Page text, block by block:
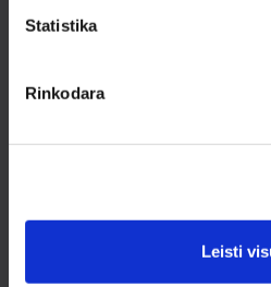
Statistika
Rinkodara
Leisti
KONTAKTAI